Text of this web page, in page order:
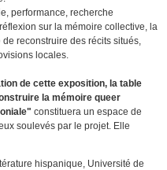
performance, recherche
sur la mémoire collective, la
reconstruire des récits situés,
locales.
de cette exposition, la table
la mémoire queer
constituera un espace de
soulevés par le projet. Elle
hispanique, Université de